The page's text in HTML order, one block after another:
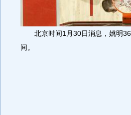
北京时间1月30日消息，姚明36
间。